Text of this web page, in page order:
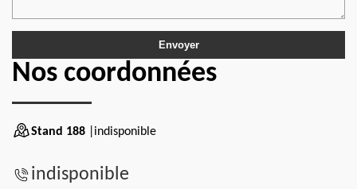
Nos coordonnées
Stand 188 |indisponible
indisponible